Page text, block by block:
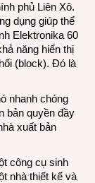
phủ Liên Xô.
dụng giúp thể
Elektronika 60
năng hiển thị
(block). Đó là
nhanh chóng
bản quyền đầy
xuất bản
công cụ sinh
nhà thiết kế và